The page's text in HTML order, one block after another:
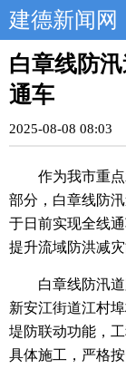
建德新闻网
白章线防
通车
2025-08-08 08:03
作为我市重
部分，白章线防
于日前实现全线
提升流域防洪减灾
白章线防汛
新安江街道江村
堤防联动功能，
具体施工，严格